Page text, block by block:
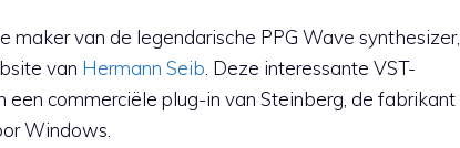
maker van de legendarische PPG Wave synthesizer,
van Hermann Seib. Deze interessante VST-
commerciële plug-in van Steinberg, de fabrikant
Windows.